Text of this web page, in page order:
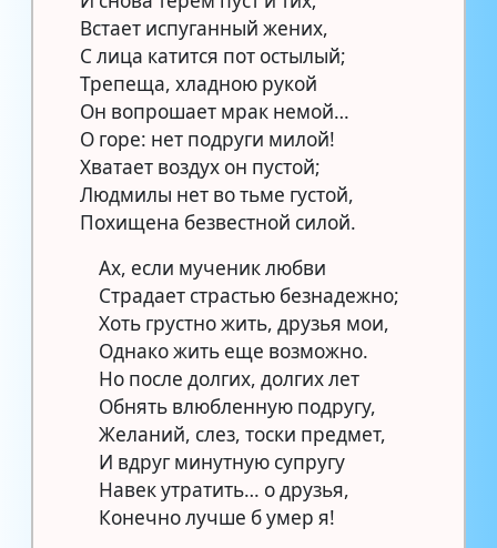
Встает испуганный жених,
С лица катится пот остылый;
Трепеща, хладною рукой
Он вопрошает мрак немой…
О горе: нет подруги милой!
Хватает воздух он пустой;
Людмилы нет во тьме густой,
Похищена безвестной силой.
Ах, если мученик любви
Страдает страстью безнадежно;
Хоть грустно жить, друзья мои,
Однако жить еще возможно.
Но после долгих, долгих лет
Обнять влюбленную подругу,
Желаний, слез, тоски предмет,
И вдруг минутную супругу
Навек утратить… о друзья,
Конечно лучше б умер я!